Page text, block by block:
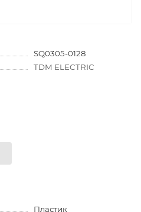
SQ0305-0128
TDM ELECTRIC
Пластик